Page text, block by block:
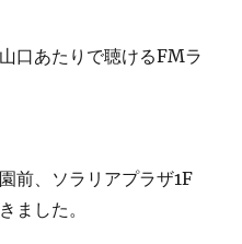
口あたりで聴けるFMラ
前、ソラリアプラザ1F
ました。